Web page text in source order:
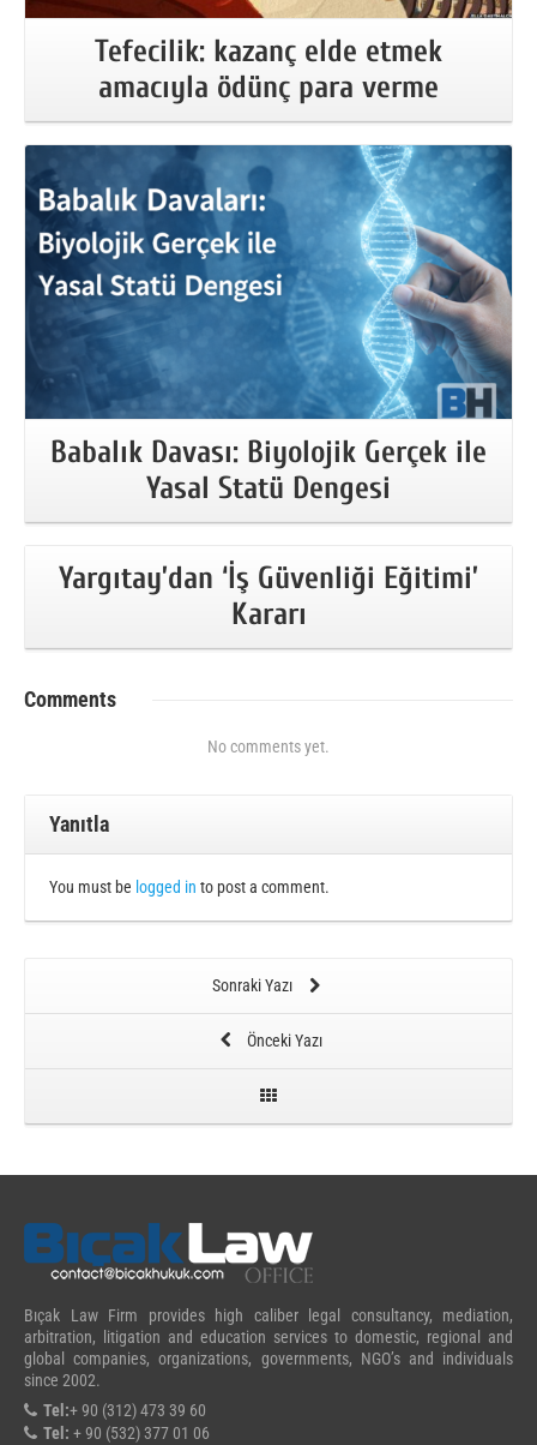
Tefecilik: kazanç elde etmek
amacıyla ödünç para verme
More Information
Babalık Davası: Biyolojik Gerçek ile
Yasal Statü Dengesi
Yargıtay’dan ‘İş Güvenliği Eğitimi’
Kararı
Comments
No comments yet.
Yanıtla
You must be logged in to post a comment.
Sonraki Yazı
Önceki Yazı
Bıçak Law Firm provides high caliber legal consultancy, mediation,
arbitration, litigation and education services to domestic, regional and
global companies, organizations, governments, NGO’s and individuals
since 2002.
Tel:+ 90 (312) 473 39 60
Tel: + 90 (532) 377 01 06